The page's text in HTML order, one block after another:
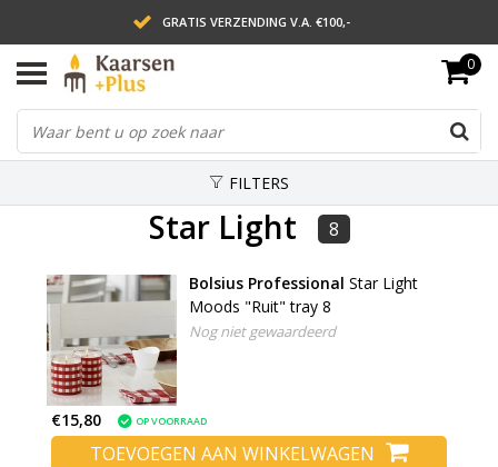
GRATIS VERZENDING V.A. €100,-
LEVERING BINNEN 2 WERKDAGEN
ACHTERAF BETALEN VIA AFTERPAY
0
FILTERS
Star Light 8
Bolsius Professional Star Light
Moods "Ruit" tray 8
Nog niet gewaardeerd
€15,80 OP VOORRAAD
TOEVOEGEN AAN WINKELWAGEN